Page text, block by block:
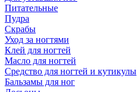
Питательные
Пудра
Скрабы
Уход за ногтями
Клей для ногтей
Масло для ногтей
Средство для ногтей и кутикулы
Бальзамы для ног